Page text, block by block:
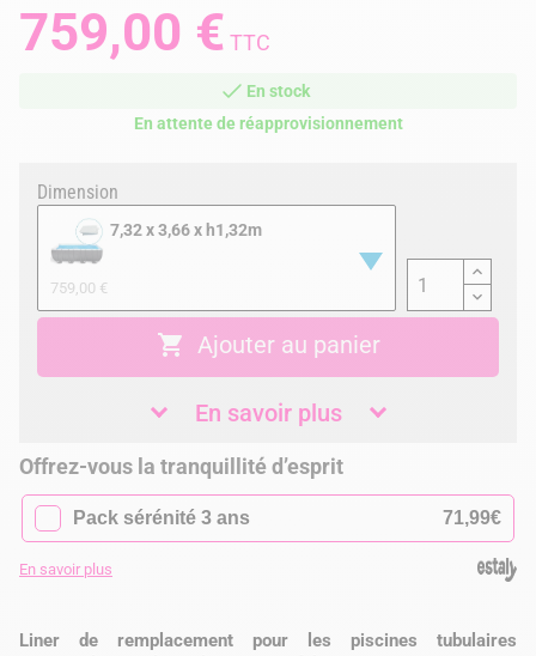
759,00 € TTC
En stock
En attente de réapprovisionnement
Dimension
7,32 x 3,66 x h1,32m
759,00 €
 Ajouter au panier
En savoir plus
Offrez-vous la tranquillité d’esprit
✓ Pack sérénité 3 ans 71,99€
En savoir plus
Liner de remplacement pour les piscines tubulaires